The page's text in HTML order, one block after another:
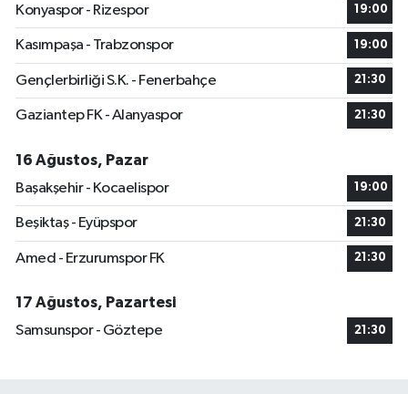
Konyaspor - Rizespor
19:00
Kasımpaşa - Trabzonspor 19:00
Gençlerbirliği S.K. - Fenerbahçe 21:30
Gaziantep FK - Alanyaspor 21:30
16 Ağustos, Pazar
Başakşehir - Kocaelispor
19:00
Beşiktaş - Eyüpspor 21:30
Amed - Erzurumspor FK 21:30
17 Ağustos, Pazartesi
Samsunspor - Göztepe
21:30